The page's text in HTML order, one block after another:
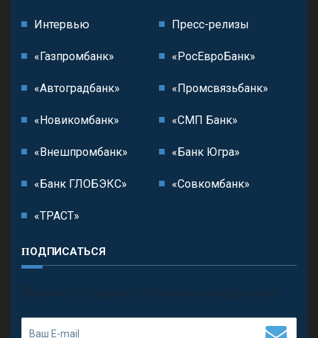
Интервью Пресс-релизы
«Газпромбанк» «РосЕвроБанк»
«Автоградбанк» «Промсвязьбанк»
«Новикомбанк» «СМП Банк»
«Внешпромбанк» «Банк Югра»
«Банк ГЛОБЭКС» «Совкомбанк»
«ТРАСТ»
ПОДПИСАТЬСЯ
П олучить последние обновления и предложения.